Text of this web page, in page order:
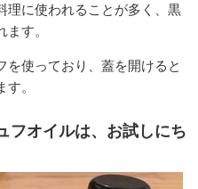
理に使われることが多く、黒
す。
を使っており、蓋を開けると
。
フオイルは、お試しにち